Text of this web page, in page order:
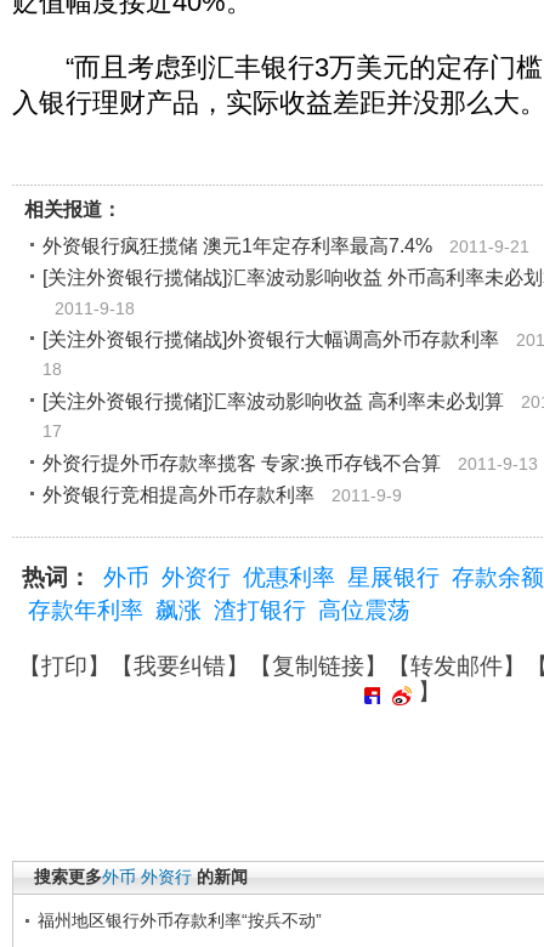
“而且考虑到汇丰银行3万美元的定存门槛
入银行理财产品，实际收益差距并没那么大
相关报道：
外资银行疯狂揽储 澳元1年定存利率最高7.4%
2011-9-21
[关注外资银行揽储战]汇率波动影响收益 外币高利率未必
2011-9-18
[关注外资银行揽储战]外资银行大幅调高外币存款利率
18
[关注外资银行揽储]汇率波动影响收益 高利率未必划算
17
外资行提外币存款率揽客 专家:换币存钱不合算
2011-9-13
外资银行竞相提高外币存款利率 2011-9-9
热词： 外币 外资行 优惠利率 星展银行 存款余额
存款年利率 飙涨 渣打银行 高位震荡
【打印】【我要纠错】【复制链接】【转发邮件】
】
搜索更多外币 外资行 的新闻
福州地区银行外币存款利率“按兵不动”